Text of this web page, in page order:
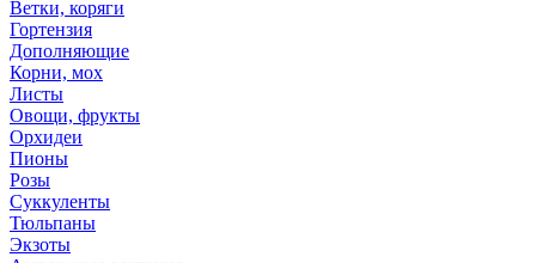
Ветки, коряги
Гортензия
Дополняющие
Корни, мох
Листы
Овощи, фрукты
Орхидеи
Пионы
Розы
Суккуленты
Тюльпаны
Экзоты